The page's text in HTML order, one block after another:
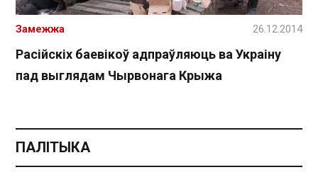
Расійскіх баевікоў адпраўляюць ва Украіну
пад выглядам Чырвонага Крыжа
Замежжа 26.12.2014
ПАЛІТЫКА